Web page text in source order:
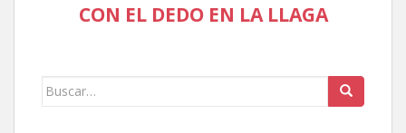
CON EL DEDO EN LA LLAGA
Buscar: